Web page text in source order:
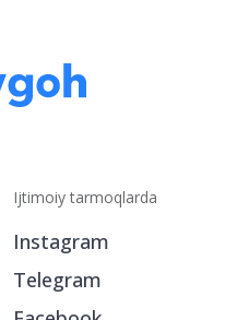
Ijtimoiy tarmoqlarda
Instagram
Telegram